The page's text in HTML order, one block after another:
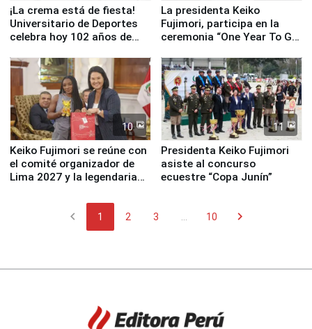
¡La crema está de fiesta!
Universitario de Deportes
celebra hoy 102 años de
La presidenta Keiko
Fujimori, participa en la
ceremonia “One Year To Go
10
Keiko Fujimori se reúne con
el comité organizador de
Lima 2027 y la legendaria
11
Presidenta Keiko Fujimori
asiste al concurso
ecuestre “Copa Junín”
chevron_left 1 2 3 10 chevron_right